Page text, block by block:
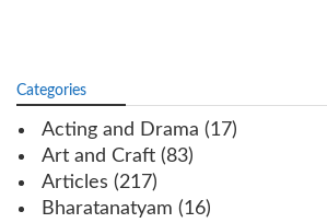
Categories
Acting and Drama (17)
Art and Craft (83)
Articles (217)
Bharatanatyam (16)